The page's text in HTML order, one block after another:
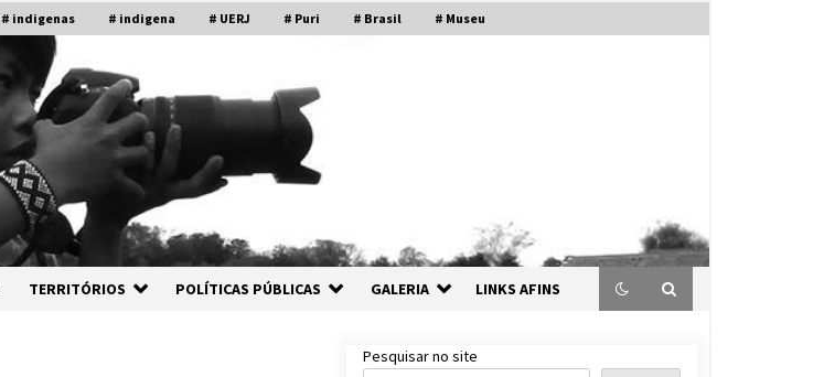
# indigenas # indigena # UERJ # Puri # Brasil # Museu
TERRITÓRIOS POLÍTICAS PÚBLICAS GALERIA LINKS AFINS
Pesquisar no site